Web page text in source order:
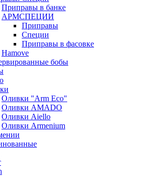
Приправы в банке
АРМСПЕЦИИ
Приправы
Специи
Приправы в фасовке
Hamove
бобы
Оливки "Arm Eco"
Оливки AMADO
Оливки Aiello
Оливки Armenium